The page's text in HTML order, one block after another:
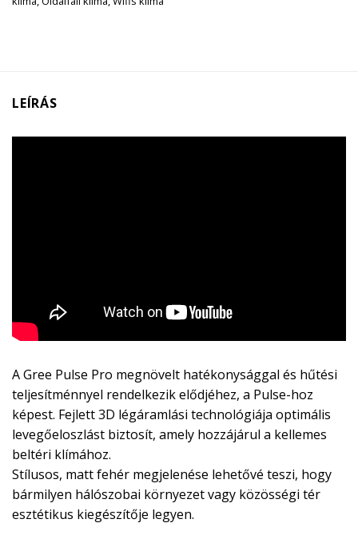
LEÍRÁS
A Gree Pulse Pro megnövelt hatékonysággal és hűtési
teljesítménnyel rendelkezik elődjéhez, a Pulse-hoz
képest. Fejlett 3D légáramlási technológiája optimális
levegőeloszlást biztosít, amely hozzájárul a kellemes
beltéri klímához.
Stílusos, matt fehér megjelenése lehetővé teszi, hogy
bármilyen hálószobai környezet vagy közösségi tér
esztétikus kiegészítője legyen.